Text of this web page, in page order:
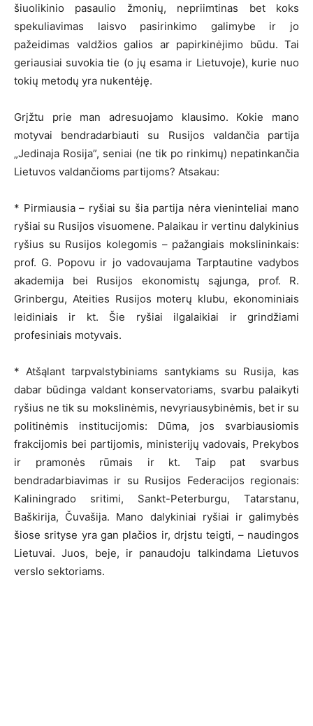
šiuolikinio pasaulio žmonių, nepriimtinas bet koks
spekuliavimas laisvo pasirinkimo galimybe ir jo
pažeidimas valdžios galios ar papirkinėjimo būdu. Tai
geriausiai suvokia tie (o jų esama ir Lietuvoje), kurie nuo
tokių metodų yra nukentėję.
Grįžtu prie man adresuojamo klausimo. Kokie mano
motyvai bendradarbiauti su Rusijos valdančia partija
„Jedinaja Rosija”, seniai (ne tik po rinkimų) nepatinkančia
Lietuvos valdančioms partijoms? Atsakau:
* Pirmiausia – ryšiai su šia partija nėra vieninteliai mano
ryšiai su Rusijos visuomene. Palaikau ir vertinu dalykinius
ryšius su Rusijos kolegomis – pažangiais mokslininkais:
prof. G. Popovu ir jo vadovaujama Tarptautine vadybos
akademija bei Rusijos ekonomistų sąjunga, prof. R.
Grinbergu, Ateities Rusijos moterų klubu, ekonominiais
leidiniais ir kt. Šie ryšiai ilgalaikiai ir grindžiami
profesiniais motyvais.
* Atšąlant tarpvalstybiniams santykiams su Rusija, kas
dabar būdinga valdant konservatoriams, svarbu palaikyti
ryšius ne tik su mokslinėmis, nevyriausybinėmis, bet ir su
politinėmis institucijomis: Dūma, jos svarbiausiomis
frakcijomis bei partijomis, ministerijų vadovais, Prekybos
ir pramonės rūmais ir kt. Taip pat svarbus
bendradarbiavimas ir su Rusijos Federacijos regionais:
Kaliningrado sritimi, Sankt-Peterburgu, Tatarstanu,
Baškirija, Čuvašija. Mano dalykiniai ryšiai ir galimybės
šiose srityse yra gan plačios ir, drįstu teigti, – naudingos
Lietuvai. Juos, beje, ir panaudoju talkindama Lietuvos
verslo sektoriams.